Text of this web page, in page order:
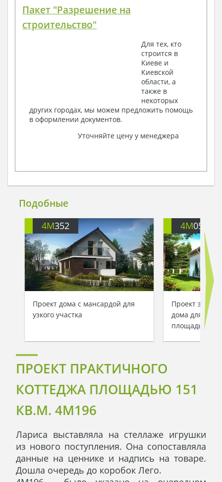
Пакет "Разрешение на
строительство"
Для тех, кто
строится в
Киеве и
Киевской
области, а
также в
некоторых
других городах, мы можем предложить помощь
в оформлении документов.
Уточняйте цену у менеджера
Подобные
4M352
Проект дома с мансардой для
узкого участка
4M051
Проект
дома для
площадью 127
ПРОЕКТ ПРАКТИЧНОГО
КОТТЕДЖА ПЛОЩАДЬЮ 151
КВ.М. 4M196
Лариса выставляла на стеллаже игрушки
из нового поступления. Она сопоставляла
данные на ценнике и надпись на товаре.
Дошла очередь до коробок Лего.